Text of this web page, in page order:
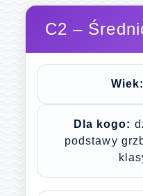
C2 –
Wiek:
Dla kogo:
podstawy